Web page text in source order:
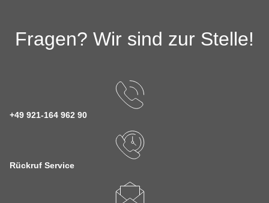
Fragen? Wir sind zur Stelle!
+49 921-164 962 90
Rückruf Service